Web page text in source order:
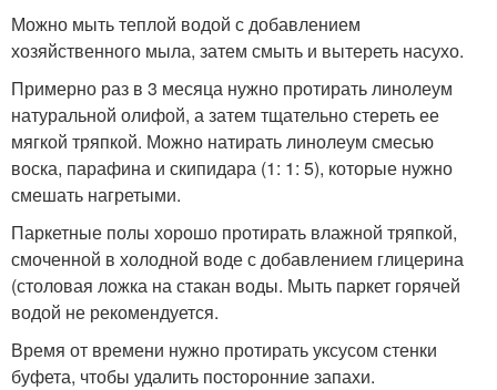
Можно мыть теплой водой с добавлением
хозяйственного мыла, затем смыть и вытереть насухо.
Примерно раз в 3 месяца нужно протирать линолеум
натуральной олифой, а затем тщательно стереть ее
мягкой тряпкой. Можно натирать линолеум смесью
воска, парафина и скипидара (1: 1: 5), которые нужно
смешать нагретыми.
Паркетные полы хорошо протирать влажной тряпкой,
смоченной в холодной воде с добавлением глицерина
(столовая ложка на стакан воды. Мыть паркет горячей
водой не рекомендуется.
Время от времени нужно протирать уксусом стенки
буфета, чтобы удалить посторонние запахи.